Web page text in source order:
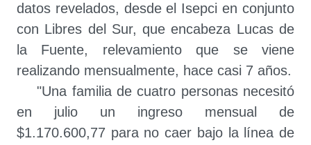
datos revelados, desde el Isepci en conjunto
con Libres del Sur, que encabeza Lucas de
la Fuente, relevamiento que se viene
realizando mensualmente, hace casi 7 años.
"Una familia de cuatro personas necesitó
en julio un ingreso mensual de
$1.170.600,77 para no caer bajo la línea de